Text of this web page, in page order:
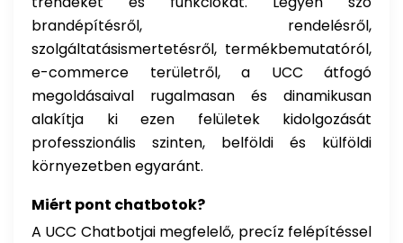
brandépítésről, rendelésről,
szolgáltatásismertetésről, termékbemutatóról,
e-commerce területről, a UCC átfogó
megoldásaival rugalmasan és dinamikusan
alakítja ki ezen felületek kidolgozását
professzionális szinten, belföldi és külföldi
környezetben egyaránt.
Miért pont chatbotok?
A UCC Chatbotjai megfelelő, precíz felépítéssel